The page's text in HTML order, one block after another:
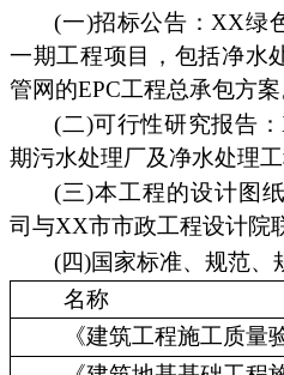
(一)招标公告：XX绿
一期工程项目，包括净水
管网的EPC工程总承包方案
(二)可行性研究报告
期污水处理厂及净水处理工
(三)本工程的设计图
司与XX市市政工程设计院
(四)国家标准、规范、
名称
《建筑工程施工质量